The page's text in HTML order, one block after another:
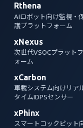
Rthena
AIロボット向け監視・
護プラットフォーム
xNexus
次世代VSOCプラットフ
ォーム
xCarbon
車載システム向けリア
タイムIDPSセンサー
xPhinx
スマートコックピット
ト疲れ」や攻撃
説。車載セン
分析を行う、
の要件を提案